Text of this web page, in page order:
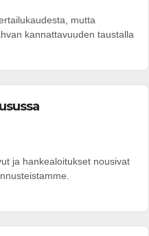
mutta
kannattavuuden taustalla
ja hankealoitukset nousivat